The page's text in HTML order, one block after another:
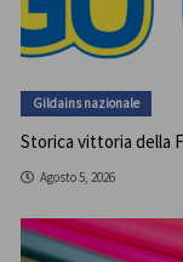
Gildains nazionale
Storica vittoria della
Agosto 5, 2026